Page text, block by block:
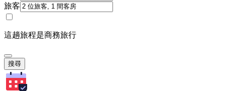
旅客
這趟旅程是商務旅行
搜尋